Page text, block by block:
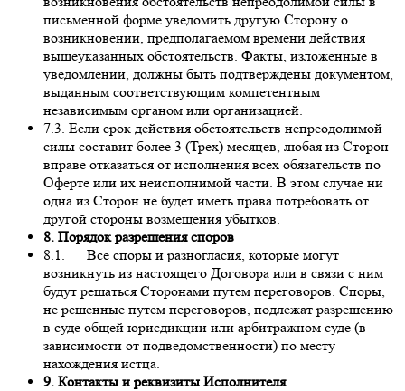
письменной форме уведомить другую Сторону о
возникновении, предполагаемом времени действия
вышеуказанных обстоятельств. Факты, изложенные в
уведомлении, должны быть подтверждены документом,
выданным соответствующим компетентным
независимым органом или организацией.
7.3. Если срок действия обстоятельств непреодолимой
силы составит более 3 (Трех) месяцев, любая из Сторон
вправе отказаться от исполнения всех обязательств по
Оферте или их неисполнимой части. В этом случае ни
одна из Сторон не будет иметь права потребовать от
другой стороны возмещения убытков.
8. Порядок разрешения споров
8.1. Все споры и разногласия, которые могут
возникнуть из настоящего Договора или в связи с ним
будут решаться Сторонами путем переговоров. Споры,
не решенные путем переговоров, подлежат разрешению
в суде общей юрисдикции или арбитражном суде (в
зависимости от подведомственности) по месту
нахождения истца.
9. Контакты и реквизиты Исполнителя